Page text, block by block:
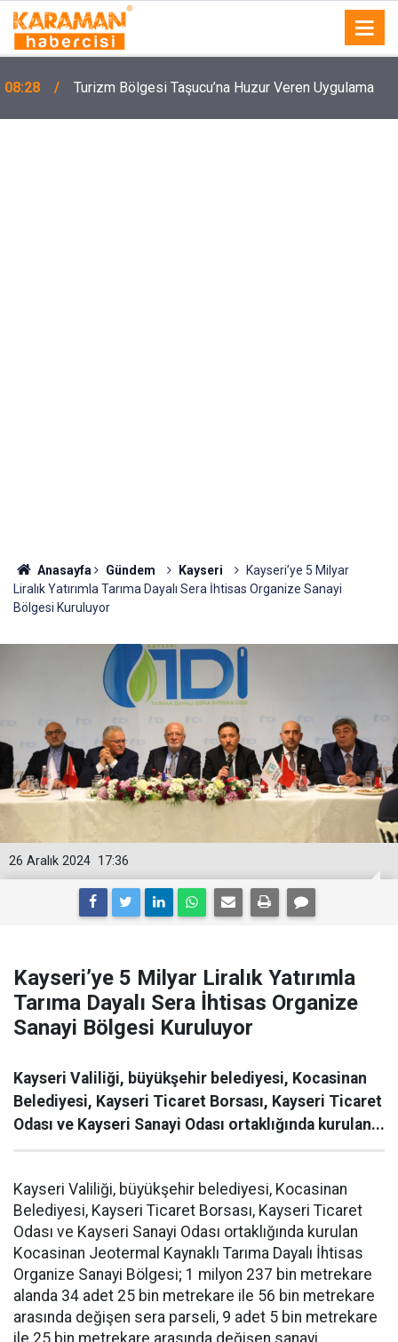
08:28 Turizm Bölgesi Taşucu’na Huzur Veren Uygulama
Anasayfa Gündem Kayseri
Kayseri’ye 5 Milyar
Liralık Yatırımla Tarıma Dayalı Sera İhtisas Organize Sanayi
Bölgesi Kuruluyor
17:36
26 Aralık 2024
Kayseri’ye 5 Milyar Liralık Yatırımla
Tarıma Dayalı Sera İhtisas Organize
Sanayi Bölgesi Kuruluyor
Kayseri Valiliği, büyükşehir belediyesi, Kocasinan
Belediyesi, Kayseri Ticaret Borsası, Kayseri Ticaret
Odası ve Kayseri Sanayi Odası ortaklığında kurulan...
Kayseri Valiliği, büyükşehir belediyesi, Kocasinan
Belediyesi, Kayseri Ticaret Borsası, Kayseri Ticaret
Odası ve Kayseri Sanayi Odası ortaklığında kurulan
Kocasinan Jeotermal Kaynaklı Tarıma Dayalı İhtisas
Organize Sanayi Bölgesi; 1 milyon 237 bin metrekare
alanda 34 adet 25 bin metrekare ile 56 bin metrekare
arasında değişen sera parseli, 9 adet 5 bin metrekare
ile 25 bin metrekare arasında değişen sanayi